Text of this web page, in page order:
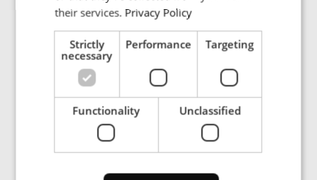
さらに詳しく
their services. Privacy Policy
Strictly
necessary
Performance Targeting
Functionality Unclassified